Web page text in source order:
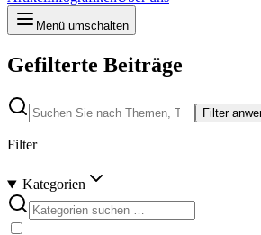
Menü umschalten
Gefilterte Beiträge
Filter
Filter
Kategorien